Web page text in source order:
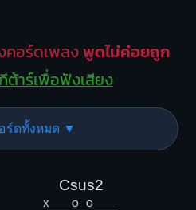
คอร์ดเพลงพูดไม่ค่อยถูก
าร์เพื่อฟังเสียง
ร์ดทั้งหมด ▼
Csus2
X O O